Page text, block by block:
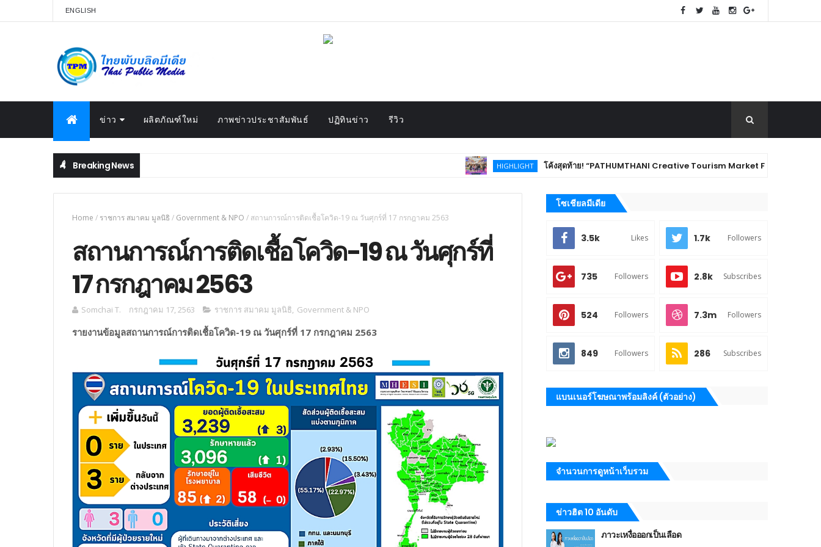
ENGLISH
ข่าว ผลิตภัณฑ์ใหม่ ภาพข่าวประชาสัมพันธ์ ปฏิทินข่าว รีวิว
Breaking News HIGHLIGHT โค้งสุดท้าย! “PATHUMTHANI Creative Tourism Market Fest 2026” ชวนชิม ช้อป ขอ
Home / ราชการ สมาคม มูลนิธิ / Government & NPO / สถานการณ์การติดเชื้อโควิด-19 ณ วันศุกร์ที่ 17 กรกฎาคม 2563
สถานการณ์การติดเชื้อโควิด-19 ณ วันศุกร์ที่
17 กรกฎาคม 2563
Somchai T. กรกฎาคม 17, 2563 ราชการ สมาคม มูลนิธิ, Government & NPO
รายงานข้อมูลสถานการณ์การติดเชื้อโควิด-19 ณ วันศุกร์ที่ 17 กรกฎาคม 2563
โซเชียลมีเดีย
3.5k Likes 1.7k Followers
735 Followers 2.8k Subscribes
524 Followers 7.3m Followers
849 Followers 286 Subscribes
แบนเนอร์โฆษณาพร้อมลิงค์ (ตัวอย่าง)
จำนวนการดูหน้าเว็บรวม
ข่าวฮิต 10 อันดับ
ภาวะเหงื่อออกเป็นเลือด